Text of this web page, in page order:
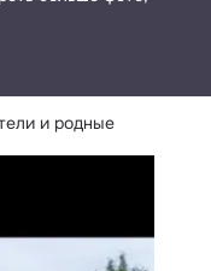
брата,дяди
что подвиг
и родные